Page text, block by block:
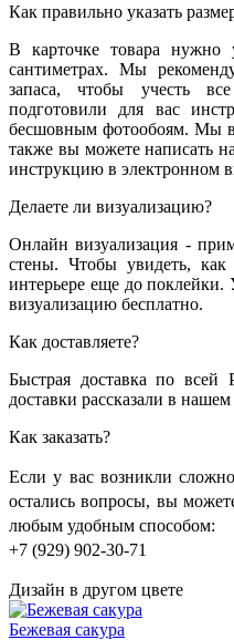
Как правильно указать
В карточке товара
сантиметрах. Мы
запаса, чтобы учесть
подготовили для вас
бесшовным фотообоям. Мы
также вы можете написать
инструкцию в электронном
Делаете ли визуализацию?
Онлайн визуализация -
стены. Чтобы увидеть,
интерьере еще до поклейки.
визуализацию бесплатно.
Как доставляете?
Быстрая доставка по всей
доставки рассказали в
Как заказать?
Если у вас возникли
остались вопросы, вы
любым удобным способом:
+7 (929) 902-30-71
Дизайн в другом цвете
Бежевая сакура